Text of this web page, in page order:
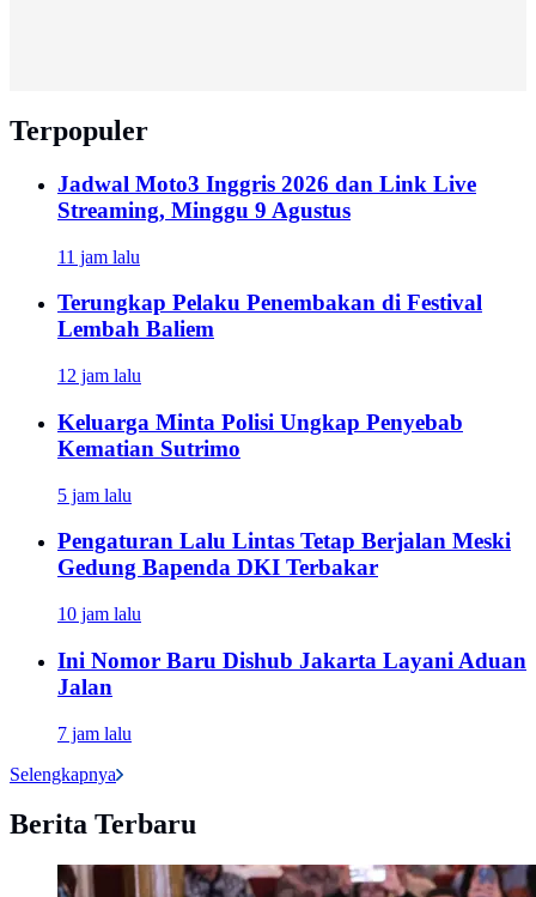
Terpopuler
Jadwal Moto3 Inggris 2026 dan Link Live
Streaming, Minggu 9 Agustus
11 jam lalu
Terungkap Pelaku Penembakan di Festival
Lembah Baliem
12 jam lalu
Keluarga Minta Polisi Ungkap Penyebab
Kematian Sutrimo
5 jam lalu
Pengaturan Lalu Lintas Tetap Berjalan Meski
Gedung Bapenda DKI Terbakar
10 jam lalu
Ini Nomor Baru Dishub Jakarta Layani Aduan
Jalan
7 jam lalu
Selengkapnya
Berita Terbaru